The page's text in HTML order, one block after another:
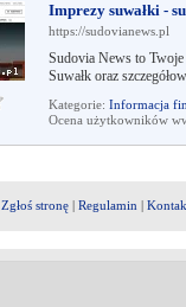
Imprezy suwałki -
https://sudovianews.pl
Sudovia News to
Suwałk oraz
Kategorie: Informacja
Ocena użytkowników
Zgłoś stronę | Regulamin |